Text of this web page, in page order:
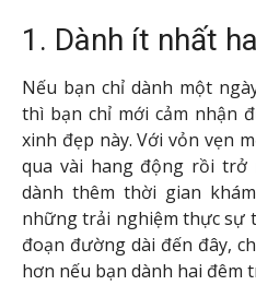
1. Dành ít nhất
Nếu bạn chỉ dành một
thì bạn chỉ mới cảm nhận
xinh đẹp này. Với vỏn vẹn
qua vài hang động rồi trở
dành thêm thời gian
những trải nghiệm thực sự
đoạn đường dài đến đây,
hơn nếu bạn dành hai đêm